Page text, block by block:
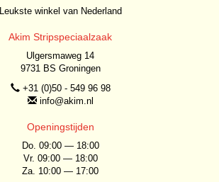
Leukste winkel van Nederland
Akim Stripspeciaalzaak
Ulgersmaweg 14
9731 BS Groningen
+31 (0)50 - 549 96 98
info@akim.nl
Openingstijden
Do. 09:00 — 18:00
Vr. 09:00 — 18:00
Za. 10:00 — 17:00